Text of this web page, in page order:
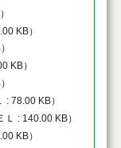
）
KB）
）
KB）
）
78.00 KB）
Ｌ 140.00 KB）
KB）